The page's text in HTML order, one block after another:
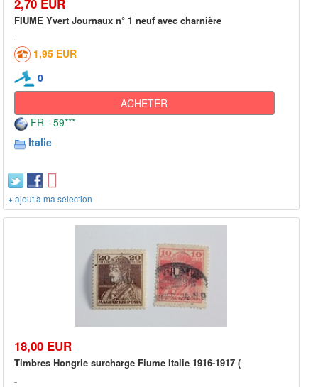
FIUME Yvert Journaux n° 1 neuf avec charnière
1,95 EUR
0
ACHETER
FR - 59***
Italie
+ ajout à ma sélection
18,00 EUR
Timbres Hongrie surcharge Fiume Italie 1916-1917 (